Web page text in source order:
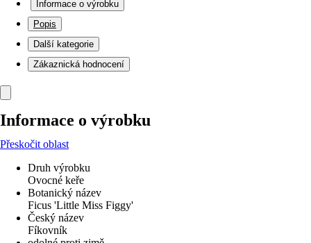
Informace o výrobku
Popis
Další kategorie
Zákaznická hodnocení
Informace o výrobku
Přeskočit oblast
Druh výrobku
Ovocné keře
Botanický název
Ficus 'Little Miss Figgy'
Český název
Fíkovník